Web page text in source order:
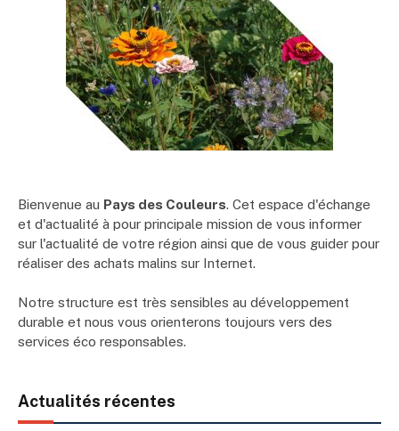
Bienvenue au Pays des Couleurs. Cet espace d'échange
et d'actualité à pour principale mission de vous informer
sur l'actualité de votre région ainsi que de vous guider pour
réaliser des achats malins sur Internet.
Notre structure est très sensibles au développement
durable et nous vous orienterons toujours vers des
services éco responsables.
Actualités récentes